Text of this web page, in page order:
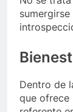
Dentro de
que ofrece